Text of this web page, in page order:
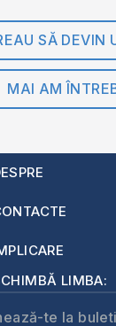
SĂ DEVIN
MAI AM
LIMBA:
te la